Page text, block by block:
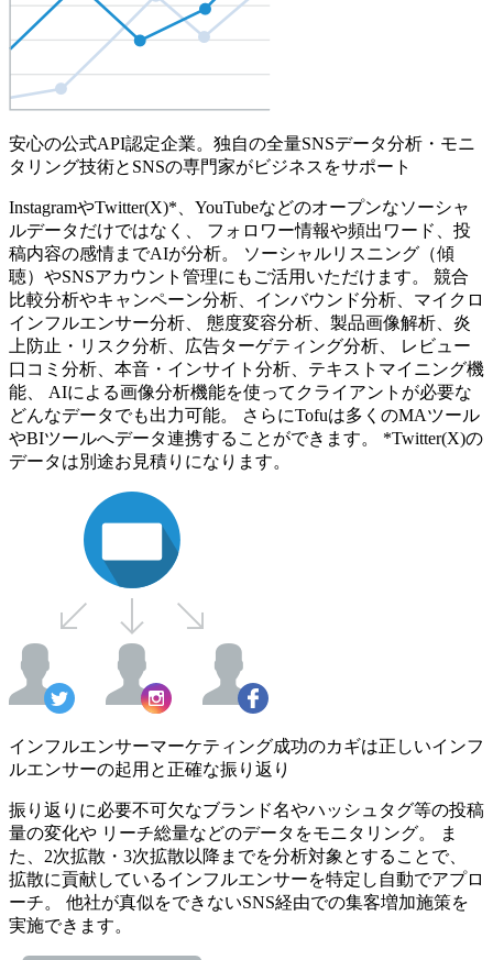
安心の公式API認定企業。独自の全量SNSデータ分析・モニ
タリング技術とSNSの専門家がビジネスをサポート
InstagramやTwitter(X)*、YouTubeなどのオープンなソーシャ
ルデータだけではなく、 フォロワー情報や頻出ワード、投
稿内容の感情までAIが分析。 ソーシャルリスニング（傾
聴）やSNSアカウント管理にもご活用いただけます。 競合
比較分析やキャンペーン分析、インバウンド分析、マイクロ
インフルエンサー分析、 態度変容分析、製品画像解析、炎
上防止・リスク分析、広告ターゲティング分析、 レビュー
口コミ分析、本音・インサイト分析、テキストマイニング機
能、 AIによる画像分析機能を使ってクライアントが必要な
どんなデータでも出力可能。 さらにTofuは多くのMAツール
やBIツールへデータ連携することができます。 *Twitter(X)の
データは別途お見積りになります。
インフルエンサーマーケティング成功のカギは正しいインフ
ルエンサーの起用と正確な振り返り
振り返りに必要不可欠なブランド名やハッシュタグ等の投稿
量の変化や リーチ総量などのデータをモニタリング。 ま
た、2次拡散・3次拡散以降までを分析対象とすることで、
拡散に貢献しているインフルエンサーを特定し自動でアプロ
ーチ。 他社が真似をできないSNS経由での集客増加施策を
実施できます。